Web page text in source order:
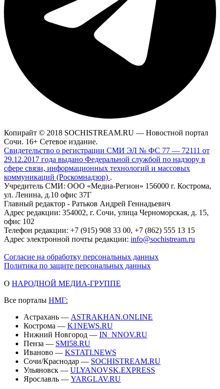
Копирайт © 2018 SOCHISTREAM.RU — Новостной портал
Сочи. 16+ Сетевое издание.
Свидетельство о регистрации СМИ ЭЛ № ФС 77 — 72111 от
29.12.2017 года выдано Федеральной службой по надзору в
сфере связи, информационных технологий и массовых
коммуникаций (Роскомнадзор) .
Учредитель СМИ: ООО «Медиа-Регион» 156000 г. Кострома,
ул. Ленина, д.10 офис 37Г
Главный редактор - Ратьков Андрей Геннадьевич
Адрес редакции: 354002, г. Сочи, улица Черноморская, д. 15,
офис 102
Телефон редакции: +7 (915) 908 33 00, +7 (862) 555 13 15
Адрес электронной почты редакции: info@sochistream.ru
Согласие на обработку персональных данных
Политика по защите персональных данных
О НАРОДНОЙ МЕДИА-ГРУППЕ
Все порталы НМГ:
Астрахань — ASTRAKHAN.ONLINE
Кострома — K1NEWS.RU
Нижний Новгород — IN_NNOV.RU
Пенза — SMI58.RU
Иваново — KSTATI.NEWS
Сочи/Краснодар — SOCHISTREAM.RU
Ульяновск — ULYANOVSK.EXPRESS
Ярославль — YARGLAV.RU